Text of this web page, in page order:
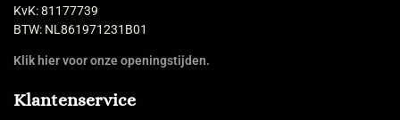
KvK: 81177739
BTW: NL861971231B01
Klik hier voor onze openingstijden.
Klantenservice